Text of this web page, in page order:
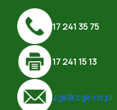
17 241 35 75
17 241 15 13
zgk@zgk-ns.pl